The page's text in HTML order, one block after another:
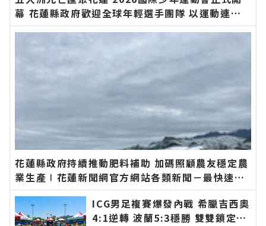
幕 花蓮縣政府歡迎全球年輕選手團隊 以運動連結
世界、以文化凝聚友誼∣花蓮新聞網官方網站各類
新聞－最快速的今日新聞報導 最新的在地資訊！
花蓮縣政府持續推動肥料補助 加碼照顧農友穩定農
業生產∣花蓮新聞網官方網站各類新聞－最快速的
今日新聞報導 最新的在地資訊！
ICG男足複賽爆發內戰 希臘吉西奧
4:1逆轉 波蘭5:3穩勝 雙雙鎖定四